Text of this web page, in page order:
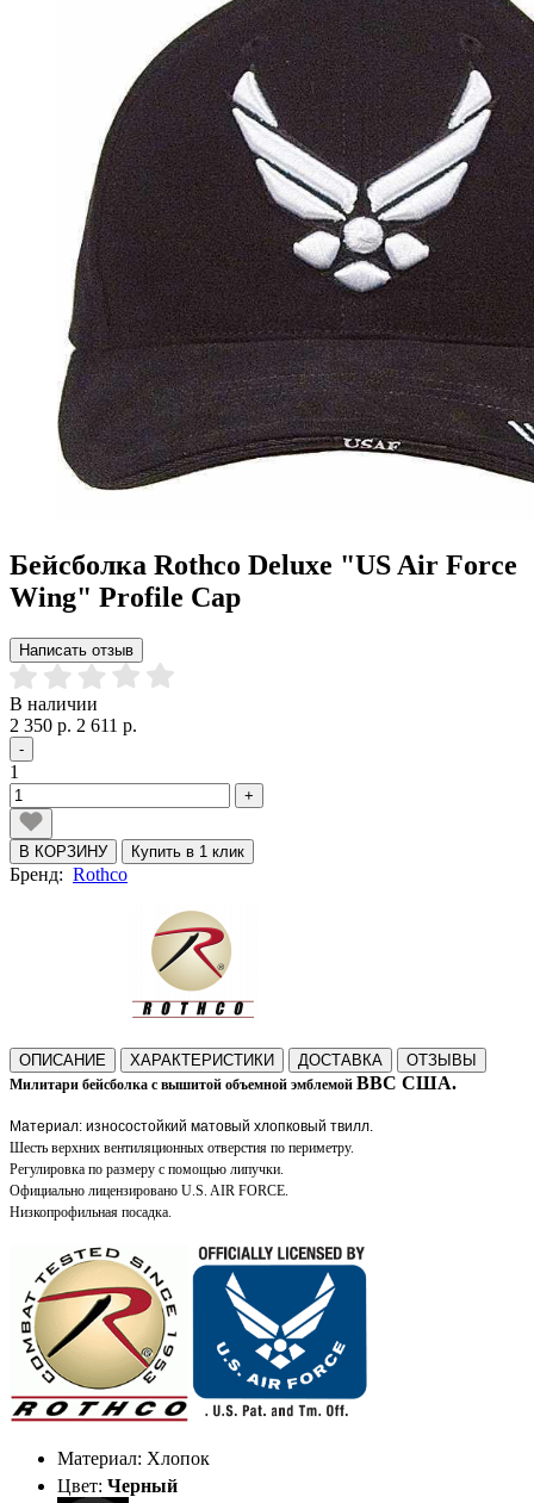
Бейсболка Rothco Deluxe "US Air Force
Wing" Profile Cap
Написать отзыв
В наличии
2 350 р. 2 611 р.
-
1
+
В КОРЗИНУ Купить в 1 клик
Бренд: Rothco
ОПИСАНИЕ ХАРАКТЕРИСТИКИ ДОСТАВКА ОТЗЫВЫ
Милитари бейсболка с вышитой объемной эмблемой ВВС США.
Материал: износостойкий матовый хлопковый твилл.
Шесть верхних вентиляционных отверстия по периметру.
Регулировка по размеру с помощью липучки.
Официально лицензировано U.S. AIR FORCE.
Низкопрофильная посадка.
Материал: Хлопок
Цвет: Черный